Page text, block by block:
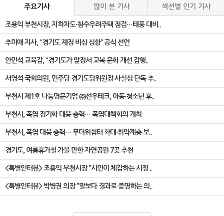
주요기사 많이 본 기사 섹션별 인기 기사
조용익 부천시장, 지하차도·침수우려주택 점검…태풍 대비..
추미애 지사, “경기도 재정 비상 상황” 공식 선언
안민석 교육감, “경기도가 앞장서 교복 문화 개선 감행..
서영석 국회의원, 민주당 경기도당위원장 사실상 단독 추..
부천시 제1호 나눔명문기업 ㈜선우테크, 아동·청소년 후..
부천시, 폭염 장기화 대응 총력… 폭염대책회의 개최
부천시, 폭염 대응 총력… 무더위쉼터 확대·취약계층 보..
경기도, 여름휴가철 가볼 만한 자연공원 7곳 추천
<특별인터뷰> 조용익 부천시장 "시민이 체감하는 시정 ..
<특별인터뷰> 박병권 의장 "말보다 결과로 증명하는 의..